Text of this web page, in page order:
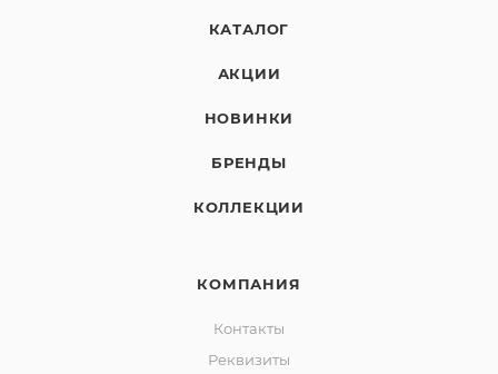
КАТАЛОГ
АКЦИИ
НОВИНКИ
БРЕНДЫ
КОЛЛЕКЦИИ
КОМПАНИЯ
Контакты
Реквизиты